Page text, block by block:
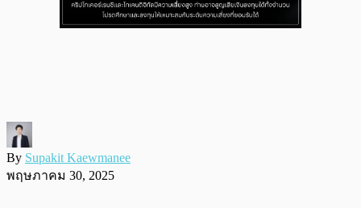
By Supakit Kaewmanee
พฤษภาคม 30, 2025